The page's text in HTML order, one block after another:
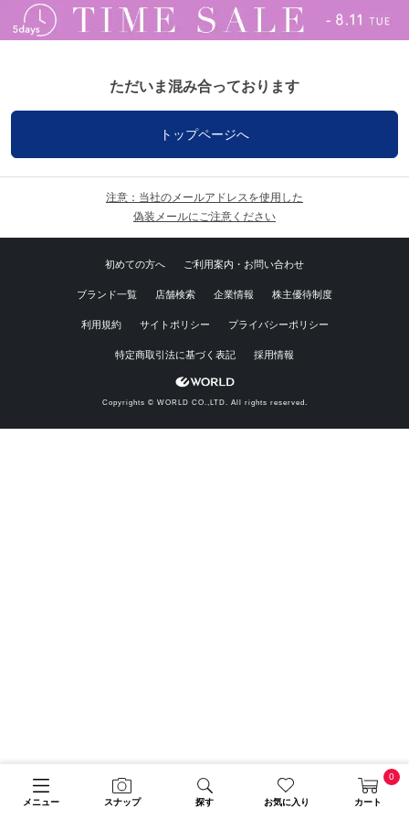
メニュー スナップ 探す お気に入り カート
0
ただいま混み合っております
トップページへ
注意：当社のメールアドレスを使用した
偽装メールにご注意ください
初めての方へ ご利用案内・お問い合わせ
ブランド一覧 店舗検索 企業情報 株主優待制度
利用規約 サイトポリシー プライバシーポリシー
特定商取引法に基づく表記 採用情報
Copyrights © WORLD CO.,LTD. All rights reserved.